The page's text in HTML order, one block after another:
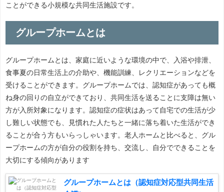
ことができる小規模な共同生活施設です。
グループホームとは
グループホームとは、家庭に近いような環境の中で、入浴や排泄、
食事夏の日常生活上の介助や、機能訓練、レクリエーションなどを
受けることができます。グループホームでは、認知症があっても概
ね身の回りの自立ができており、共同生活を送ることに支障は無い
方が入所対象になります。認知症の症状はあって自宅での生活が少
し難しい状態でも、見慣れた人たちと一緒に落ち着いた生活ができ
ることが合う方もいらっしゃいます。老人ホームと比べると、グル
ープホームの方が自分の役割を持ち、交流し、自分でできることを
大切にする傾向があります
グループホームとは（認知症対応型共同生活